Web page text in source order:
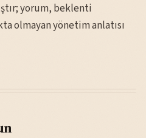
yorum, beklenti
olmayan yönetim anlatısı